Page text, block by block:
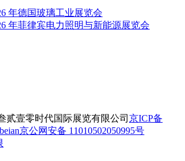
年德国玻璃工业展览会
年菲律宾电力照明与新能源展览会
贰壹零时代国际展览有限公司 京ICP备
京公网安备 11010502050995号